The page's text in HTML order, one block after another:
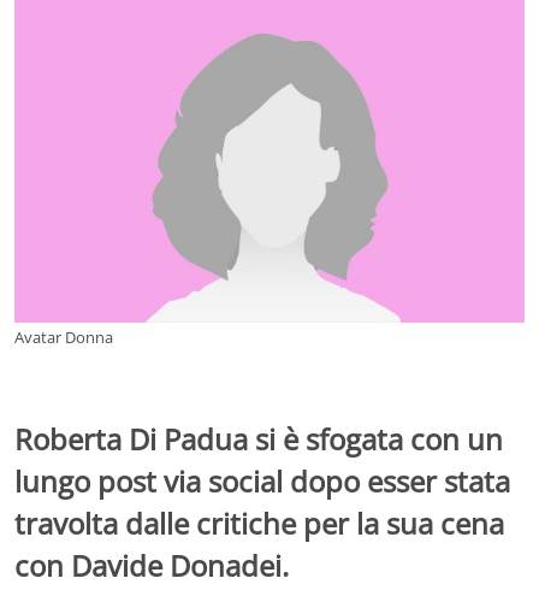
Avatar Donna
Roberta Di Padua si è sfogata con un
lungo post via social dopo esser stata
travolta dalle critiche per la sua cena
con Davide Donadei.